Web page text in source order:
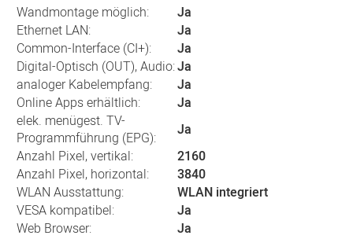
Wandmontage möglich:
Ja
Ethernet LAN:
Ja
Common-Interface (CI+):
Ja
Digital-Optisch (OUT), Audio:Ja
analoger Kabelempfang:
Ja
Online Apps erhältlich:
Ja
elek. menügest. TV-
Programmführung (EPG):
Ja
Anzahl Pixel, vertikal:
2160
Anzahl Pixel, horizontal:
3840
WLAN Ausstattung:
WLAN integriert
VESA kompatibel:
Ja
Web Browser:
Ja